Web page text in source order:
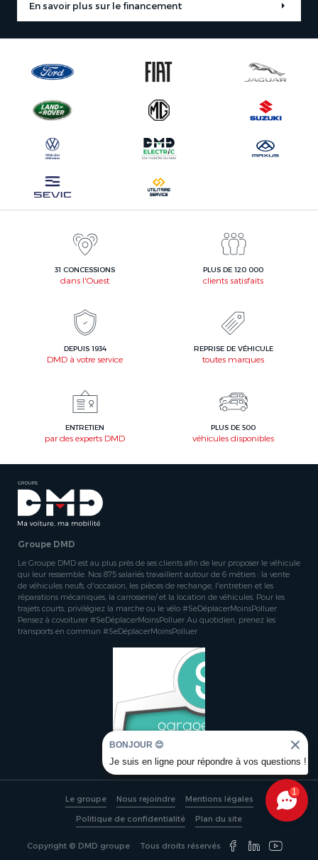
En savoir plus sur le financement
31 CONCESSIONS
dans l'Ouest
PLUS DE 120 000
clients satisfaits
DEPUIS 1934
DMD à votre service
REPRISE DE VÉHICULE
toutes marques
ENTRETIEN
par des experts DMD
PLUS DE 500
véhicules disponibles
Groupe DMD
Le Groupe DMD est au plus près de ses clients afin de leur proposer le véhicule
qui leur ressemble. Nos 875 salariés travaillent autour de 6 métiers : la vente
de véhicules neufs, d'occasion, les pièces de rechange, l'entretien et les
réparations mécaniques, la carrosserie/ et la location de véhicules. Pour les
trajets courts, privilégiez la marche ou le vélo #SeDéplacerMoinsPolluer
Pensez à covoiturer #SeDéplacerMoinsPolluer Au quotidien, prenez les
transports en commun #SeDéplacerMoinsPolluer
Le groupe Nous rejoindre Mentions légales
Politique de confidentialité Plan du site
Copyright © DMD groupe Tous droits réservés
1
BONJOUR 😊
Je suis en ligne pour répondre à vos questions !